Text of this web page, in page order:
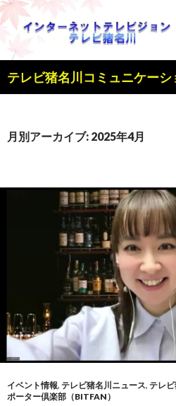
索
ン
月別アーカイブ: 2025年4月
イベント情報, テレビ猪名川ニュース, テレ
ポーター倶楽部（BITFAN）